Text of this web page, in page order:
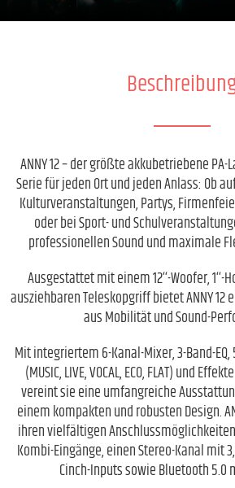
ANNY 12 – der größte akkubetriebene PA-
Serie für jeden Ort und jeden Anlass: Ob
Kulturveranstaltungen, Partys,
oder bei Sport- und
professionellen Sound und maximale
Ausgestattet mit einem 12‘‘-Woofer,
ausziehbaren Teleskopgriff bietet ANNY
aus Mobilität und Sound-
Mit integriertem 6-Kanal-Mixer, 3-Band-
(MUSIC, LIVE, VOCAL, ECO, FLAT) und
vereint sie eine umfangreiche
einem kompakten und robusten Design.
ihren vielfältigen
Kombi-Eingänge, einen Stereo-Kanal mit
Cinch-Inputs sowie Bluetooth 5.0